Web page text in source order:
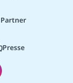
Partner
Presse